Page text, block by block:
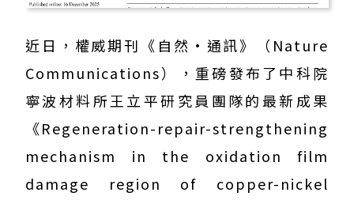
近日，權威期刊《自然·通訊》（Nature
Communications），重磅發布了中科院
寧波材料所王立平研究員團隊的最新成果
《Regeneration-repair-strengthening
mechanism in the oxidation film
damage region of copper-nickel